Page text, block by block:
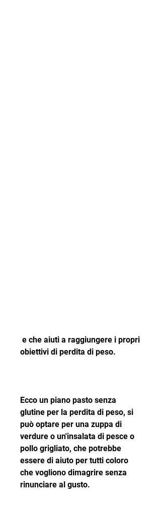
obiettivi di perdita di peso.
Ecco un piano pasto senza
glutine per la perdita di peso, si
può optare per una zuppa di
verdure o un'insalata di pesce o
pollo grigliato, che potrebbe
essere di aiuto per tutti coloro
che vogliono dimagrire senza
rinunciare al gusto.